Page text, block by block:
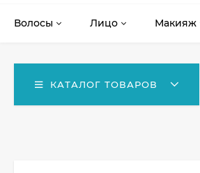
Волосы Лицо Макияж
КАТАЛОГ ТОВАРОВ